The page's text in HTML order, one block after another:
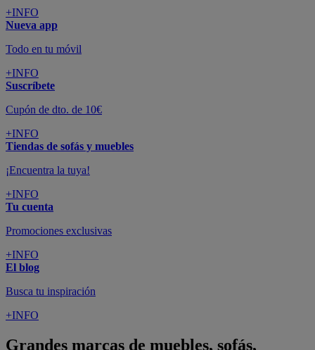
+INFO
Nueva app
Todo en tu móvil
+INFO
Suscríbete
Cupón de dto. de 10€
+INFO
Tiendas de sofás y muebles
¡Encuentra la tuya!
+INFO
Tu cuenta
Promociones exclusivas
+INFO
El blog
Busca tu inspiración
+INFO
Grandes marcas de muebles, sofás,